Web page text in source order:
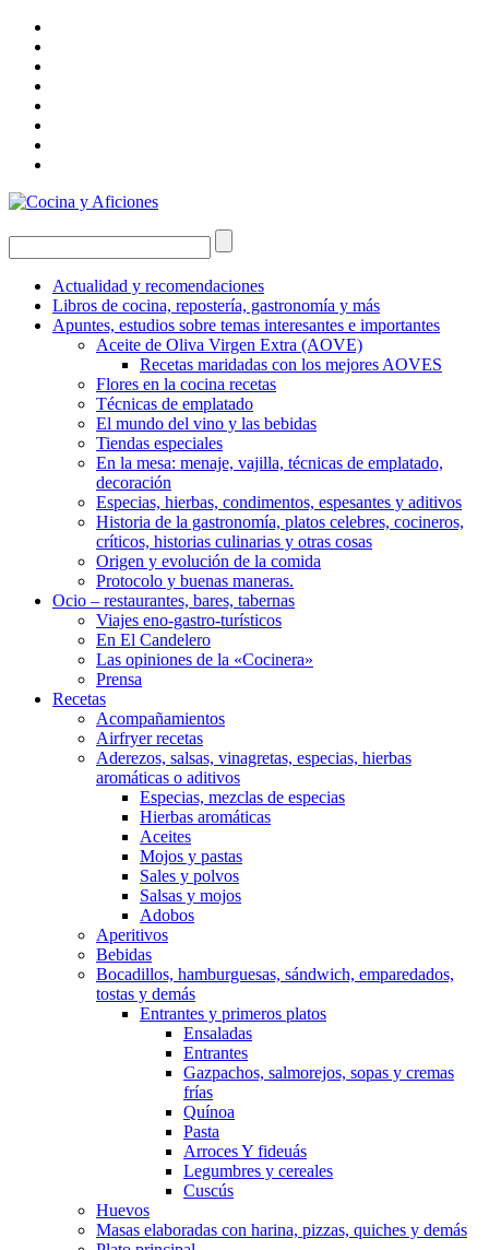
Actualidad y recomendaciones
Libros de cocina, repostería, gastronomía y más
Apuntes, estudios sobre temas interesantes e importantes
Aceite de Oliva Virgen Extra (AOVE)
Recetas maridadas con los mejores AOVES
Flores en la cocina recetas
Técnicas de emplatado
El mundo del vino y las bebidas
Tiendas especiales
En la mesa: menaje, vajilla, técnicas de emplatado,
decoración
Especias, hierbas, condimentos, espesantes y aditivos
Historia de la gastronomía, platos celebres, cocineros,
críticos, historias culinarias y otras cosas
Origen y evolución de la comida
Protocolo y buenas maneras.
Ocio – restaurantes, bares, tabernas
Viajes eno-gastro-turísticos
En El Candelero
Las opiniones de la «Cocinera»
Prensa
Recetas
Acompañamientos
Airfryer recetas
Aderezos, salsas, vinagretas, especias, hierbas
aromáticas o aditivos
Especias, mezclas de especias
Hierbas aromáticas
Aceites
Mojos y pastas
Sales y polvos
Salsas y mojos
Adobos
Aperitivos
Bebidas
Bocadillos, hamburguesas, sándwich, emparedados,
tostas y demás
Entrantes y primeros platos
Ensaladas
Entrantes
Gazpachos, salmorejos, sopas y cremas
frías
Quínoa
Pasta
Arroces Y fideuás
Legumbres y cereales
Cuscús
Huevos
Masas elaboradas con harina, pizzas, quiches y demás